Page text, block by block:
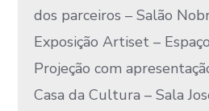
dos parceiros – Salão
Exposição Artiset –
Projeção com
Casa da Cultura – Sala